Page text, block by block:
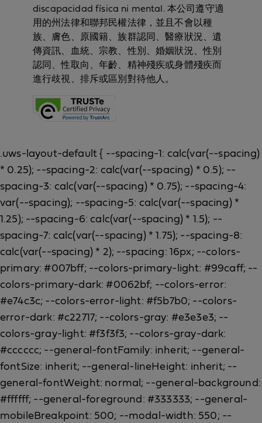
discapacidad física ni mental. 本公司遵守適
用的州法律和聯邦民權法律，並且不會以種
族、膚色、原國籍、族群認同、醫療狀況、遺
傳資訊、血統、宗教、性別、婚姻狀況、性別
認同、性取向、年齡、精神殘疾或身體殘疾而
進行歧視、排斥或區別對待他人。